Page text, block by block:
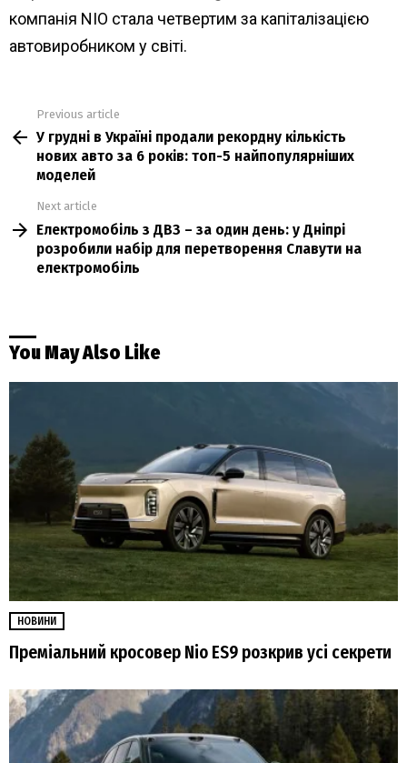
компанія NIO стала четвертим за капіталізацією
автовиробником у світі.
more
Previous article
У грудні в Україні продали рекордну кількість
нових авто за 6 років: топ-5 найпопулярніших
моделей
Next article
Електромобіль з ДВЗ – за один день: у Дніпрі
розробили набір для перетворення Славути на
електромобіль
You May Also Like
НОВИНИ
Преміальний кросовер Nio ES9 розкрив усі секрети